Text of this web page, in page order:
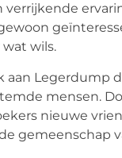
wils.
aan Legerdump
mensen.
nieuwe
gemeenschap